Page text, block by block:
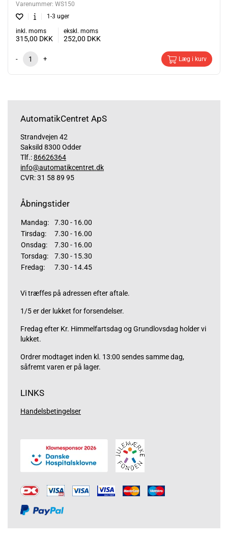
Varenummer: WS150
1-3 uger
inkl. moms
315,00 DKK
ekskl. moms
252,00 DKK
- + Læg i kurv
AutomatikCentret ApS
Strandvejen 42
Saksild 8300 Odder
Tlf.:86626364
info@automatikcentret.dk
CVR: 31 58 89 95
Åbningstider
Mandag:
7.30 - 16.00
Tirsdag:
7.30 - 16.00
Onsdag:
7.30 - 16.00
Torsdag:
7.30 - 15.30
Fredag:
7.30 - 14.45
Vi træffes på adressen efter aftale.
1/5 er der lukket for forsendelser.
Fredag efter Kr. Himmelfartsdag og Grundlovsdag holder vi
lukket.
Ordrer modtaget inden kl. 13:00 sendes samme dag,
såfremt varen er på lager.
LINKS
Handelsbetingelser